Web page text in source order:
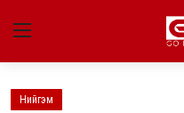
Нийгэм